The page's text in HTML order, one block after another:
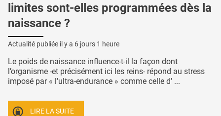
limites sont-elles programmées dès la
naissance ?
Actualité publiée il y a 6 jours 1 heure
Le poids de naissance influence-t-il la façon dont
l’organisme -et précisément ici les reins- répond au stress
imposé par « l’ultra-endurance » comme celle d’ ...
LIRE LA SUITE